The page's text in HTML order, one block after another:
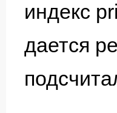
индекс
дается